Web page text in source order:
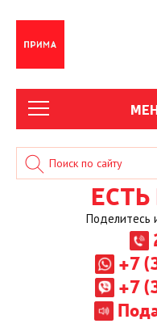
Поделитесь
+7
+7